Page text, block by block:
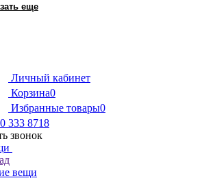
еще
Личный кабинет
Корзина0
Избранные товары0
333 8718
звонок
вещи